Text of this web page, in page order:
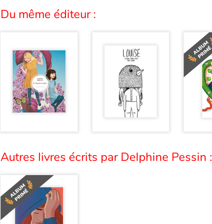
Du même éditeur :
Autres livres écrits par Delphine Pessin :